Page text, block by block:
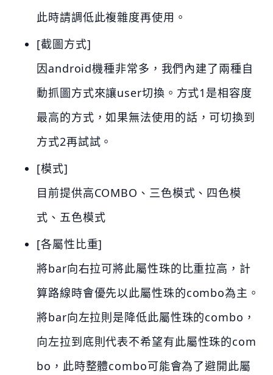
此時請調低此複雜度再使用。
[截圖方式]
因android機種非常多，我們內建了兩種自
動抓圖方式來讓user切換。方式1是相容度
最高的方式，如果無法使用的話，可切換到
方式2再試試。
[模式]
目前提供高COMBO、三色模式、四色模
式、五色模式
[各屬性比重]
將bar向右拉可將此屬性珠的比重拉高，計
算路線時會優先以此屬性珠的combo為主。
將bar向左拉則是降低此屬性珠的combo，
向左拉到底則代表不希望有此屬性珠的com
bo，此時整體combo可能會為了避開此屬